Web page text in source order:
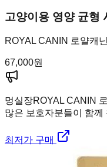
고양이용 영양 균형
ROYAL CANIN 로얄캐닌
67,000원
멍실장ROYAL CANIN
많은 보호자분들이 함께
최저가 구매